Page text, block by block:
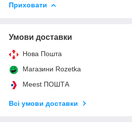
Приховати
Умови доставки
Нова Пошта
Магазини Rozetka
Meest ПОШТА
Всі умови доставки